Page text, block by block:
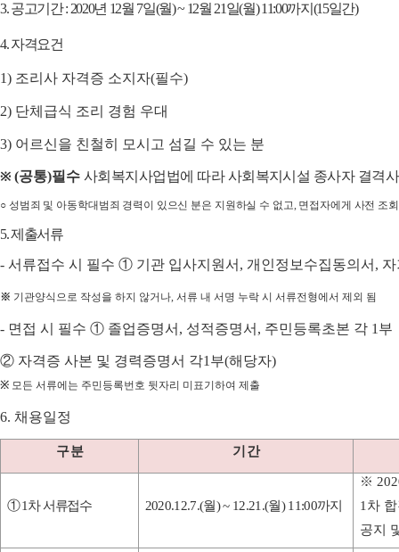
3.공고기간: 2020년 12월 7일(월) ~ 12월 21일(월) 11:00까지 (15일간)
4.자격요건
1) 조리사 자격증 소지자(필수)
2) 단체급식 조리 경험 우대
3) 어르신을 친철히 모시고 섬길 수 있는 분
※ (공통)필수 사회복지사업법에 따라 사회복지시설 종사자 결격
○ 성범죄 및 아동학대범죄 경력이 있으신 분은 지원하실 수 없고, 면접자에게 사전 조
5.제출서류
- 서류접수 시 필수 ① 기관 입사지원서 , 개인정보수집동의서 ,
※ 기관양식으로 작성을 하지 않거나, 서류 내 서명 누락 시 서류전형에서 제외 됨
- 면접 시 필수 ① 졸업증명서 , 성적증명서 , 주민등록초본 각 1부
② 자격증 사본 및 경력증명서 각1부(해당자)
※ 모든 서류에는 주민등록번호 뒷자리 미표기하여 제출
6. 채용일정
구 분 기 간
①1차 서류접수 2020.12.7.(월) ~ 12.21.(월)11:00까지
※
1차
공지